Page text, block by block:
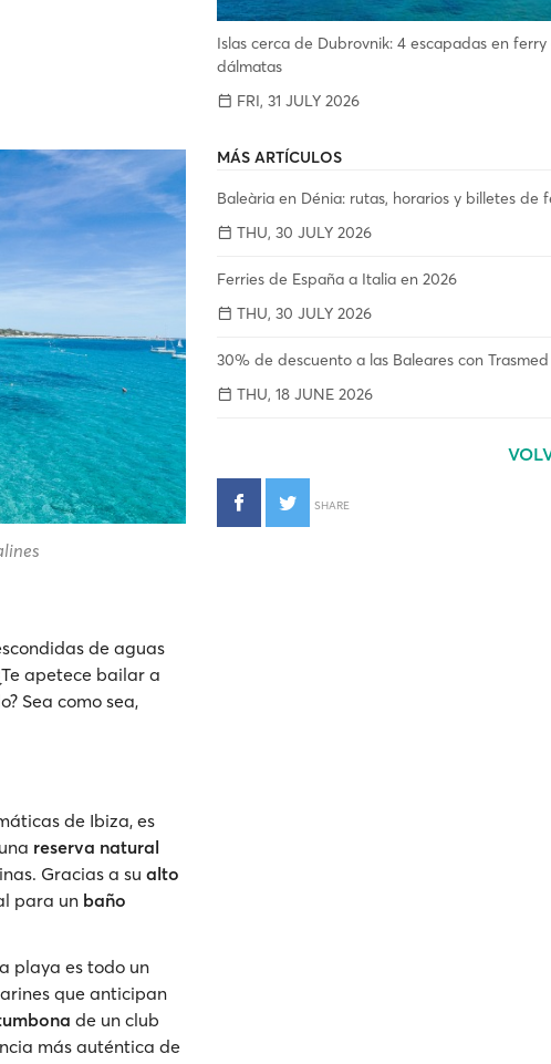
de aguas
apetece bailar a
Sea como sea,
de Ibiza, es
reserva natural
Gracias a su alto
para un baño
playa es todo un
que anticipan
de un club
más auténtica de
Islas cerca de Dubrovnik: 4 escapadas en ferry
dálmatas
FRI, 31 JULY 2026
MÁS ARTÍCULOS
Baleària en Dénia: rutas, horarios y billetes de
THU, 30 JULY 2026
Ferries de España a Italia en 2026
THU, 30 JULY 2026
30% de descuento a las Baleares con Trasmed
THU, 18 JUNE 2026
SHARE